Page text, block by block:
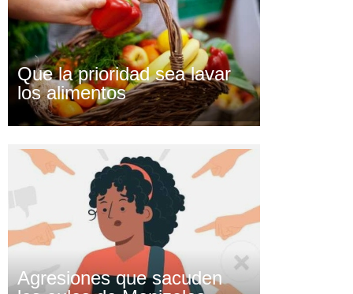
Que la prioridad sea lavar
los alimentos
Agresiones que sacuden